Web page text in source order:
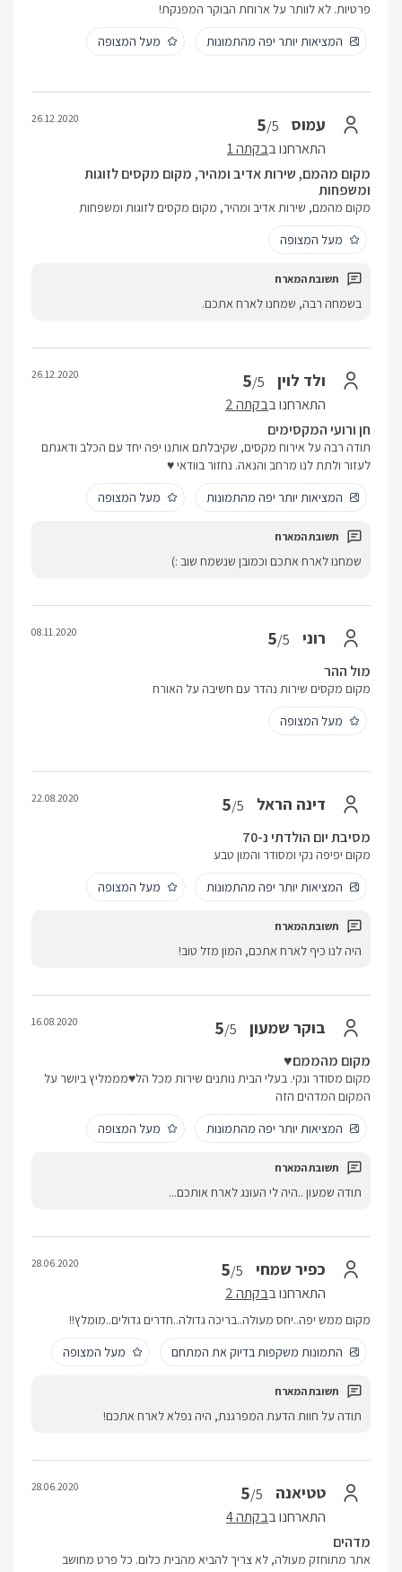
פרטיות. לא לוותר על ארוחת הבוקר המפנקת!
המציאות יותר יפה מהתמונות
מעל המצופה
עמוס 5/5
התארחנו בבקתה 1
26.12.2020
מקום מהמם, שירות אדיב ומהיר, מקום מקסים לזוגות
ומשפחות
מקום מהמם, שירות אדיב ומהיר, מקום מקסים לזוגות ומשפחות
מעל המצופה
בשמחה רבה, שמחנו לארח אתכם.
ולד לוין 5/5
התארחנו בבקתה 2
26.12.2020
חן ורועי המקסימים
תודה רבה על אירוח מקסים, שקיבלתם אותנו יפה יחד עם הכלב ודאגתם
לעזור ולתת לנו מרחב והנאה. נחזור בוודאי ♥️
המציאות יותר יפה מהתמונות
מעל המצופה
שמחנו לארח אתכם וכמובן שנשמח שוב :)
רוני 5/5
08.11.2020
מול ההר
מקום מקסים שירות נהדר עם חשיבה על האורח
מעל המצופה
דינה הראל 5/5
22.08.2020
מסיבת יום הולדתי נ-70
מקום יפיפה נקי ומסודר והמון טבע
המציאות יותר יפה מהתמונות
מעל המצופה
היה לנו כיף לארח אתכם, המון מזל טוב!
בוקר שמעון 5/5
16.08.2020
מקום מהממם♥️
מקום מסודר ונקי. בעלי הבית נותנים שירות מכל הל♥️מממליץ ביושר על
המקום המדהים הזה
המציאות יותר יפה מהתמונות
מעל המצופה
תודה שמעון ..היה לי העונג לארח אותכם...
כפיר שמחי 5/5
התארחנו בבקתה 2
28.06.2020
מקום ממש יפה..יחס מעולה..בריכה גדולה..חדרים גדולים..מומלץ!!
התמונות משקפות בדיוק את המתחם
מעל המצופה
תודה על חוות הדעת המפרגנת, היה נפלא לארח אתכם!
טטיאנה 5/5
התארחנו בבקתה 4
28.06.2020
מדהים
אתר מתוחזק מעולה, לא צריך להביא מהבית כלום. כל פרט מחושב